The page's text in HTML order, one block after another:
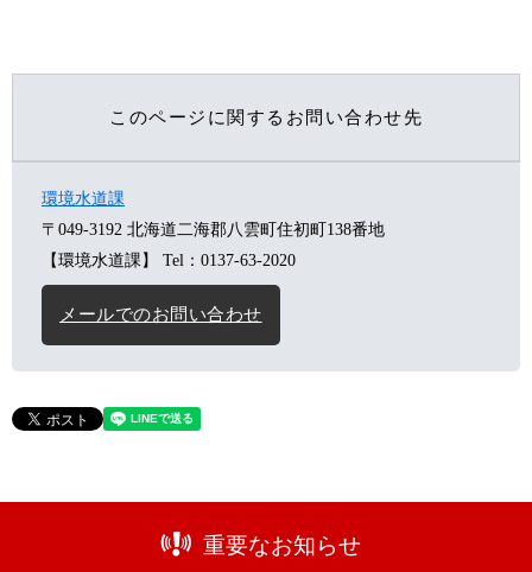
このページに関するお問い合わせ先
環境水道課
〒049-3192 北海道二海郡八雲町住初町138番地
【環境水道課】
Tel：0137-63-2020
メールでのお問い合わせ
重要なお知らせ